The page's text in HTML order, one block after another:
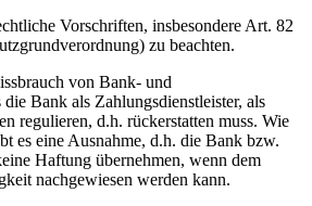
Vorschriften, insbesondere Art. 82
zu beachten.
von Bank- und
Bank als Zahlungsdienstleister, als
regulieren, d.h. rückerstatten muss. Wie
es eine Ausnahme, d.h. die Bank bzw.
Haftung übernehmen, wenn dem
nachgewiesen werden kann.